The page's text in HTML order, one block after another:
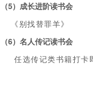
（5） 成长进阶读书会
《别找替罪羊》
（6） 名人传记读书会
任选传记类书籍打卡